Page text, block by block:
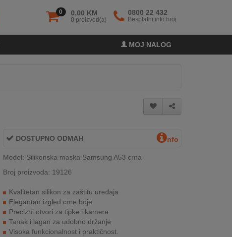
0 0,00 KM
0 proizvod(a)
0800 22 432
Besplatni info broj
MOJ NALOG
DOSTUPNO ODMAH nfo
Model: Silikonska maska Samsung A53 crna
Broj proizvoda: 19126
Kvalitetan silikon za zaštitu uređaja
Elegantan izgled crne boje
Precizni otvori za tipke i kamere
Tanak i lagan za udobno držanje
Visoka funkcionalnost i praktičnost.